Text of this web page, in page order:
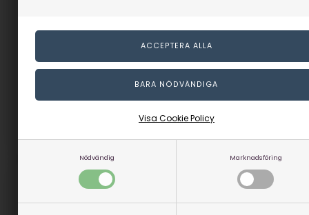
Nödvändig Marknadsföring
Visa Cookie Policy
479,00SEK
Eventuellt leveranskostnader
Artikelnummer: 15015-47
I lager
409,00SEK
Eventuellt leveranskostnader
Artikelnummer: 15015-43